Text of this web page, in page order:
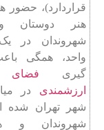
قراردارد)، حضور
هنر دوستان
شهروندان در
واحد، همگی
گیری
ارزشمندی در
شهر تهران شده
شهروندان و